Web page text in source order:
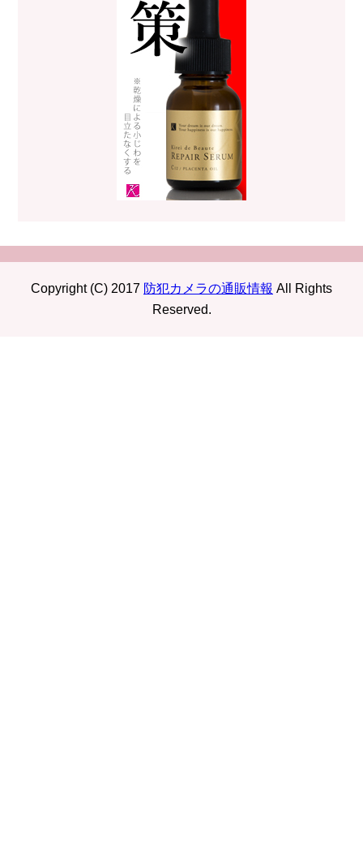
Copyright (C) 2017 防犯カメラの通販情報 All Rights
Reserved.